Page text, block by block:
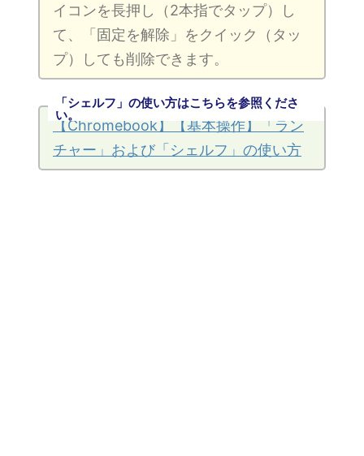
イコンを長押し（2本指でタップ）し
て、「固定を解除」をクイック（タッ
プ）しても削除できます。
「シェルフ」の使い方はこちらを参照くださ
い。
【Chromebook】【基本操作】「ラン
チャー」および「シェルフ」の使い方